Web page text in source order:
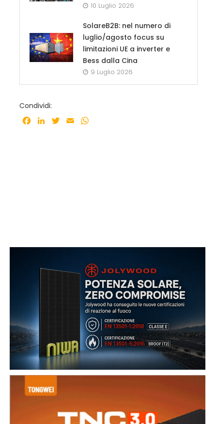
10 Luglio 2026
SolareB2B: nel numero di
luglio/agosto focus su
limitazioni UE a inverter e
Bess dalla Cina
9 Luglio 2026
Condividi:
Facebook
LinkedInTwitter
Email